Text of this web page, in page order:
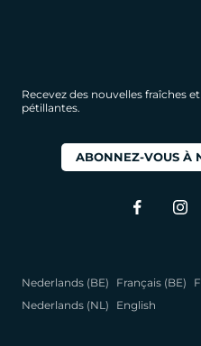
Recevez des nouvelles fraîches
pétillantes.
ABONNEZ-VOUS À
Nederlands (BE) Français (BE)
Nederlands (NL)
English